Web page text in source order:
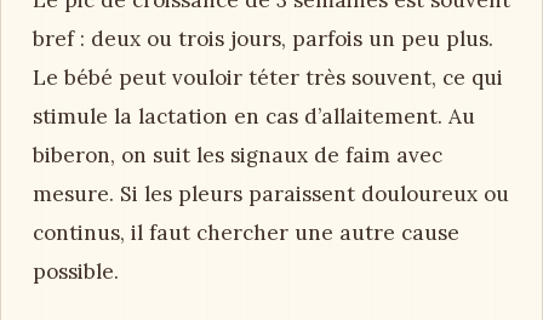
bref : deux ou trois jours, parfois un peu plus.
Le bébé peut vouloir téter très souvent, ce qui
stimule la lactation en cas d’allaitement. Au
biberon, on suit les signaux de faim avec
mesure. Si les pleurs paraissent douloureux ou
continus, il faut chercher une autre cause
possible.